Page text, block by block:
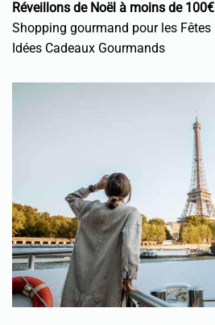
Réveillons de Noël à moins de 100€
Shopping gourmand pour les Fêtes
Idées Cadeaux Gourmands